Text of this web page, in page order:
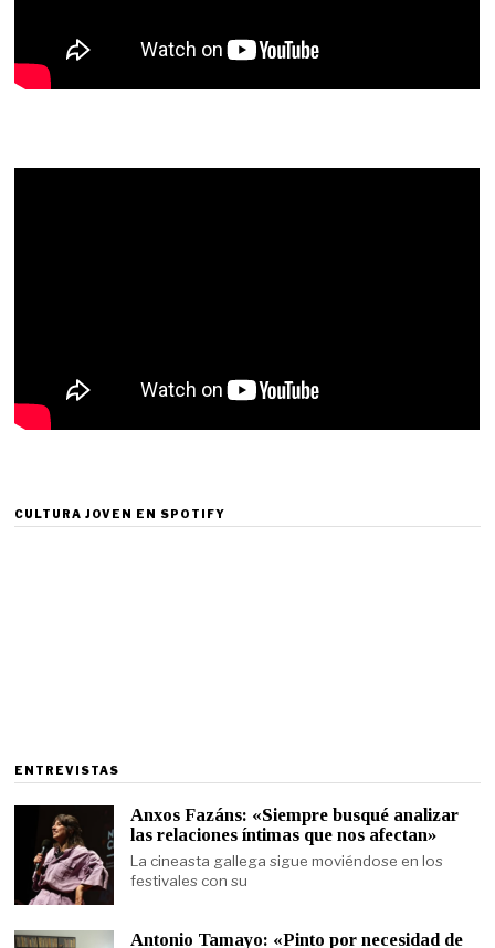
CULTURA JOVEN EN SPOTIFY
ENTREVISTAS
Anxos Fazáns: «Siempre busqué analizar
las relaciones íntimas que nos afectan»
La cineasta gallega sigue moviéndose en los
festivales con su
Antonio Tamayo: «Pinto por necesidad de